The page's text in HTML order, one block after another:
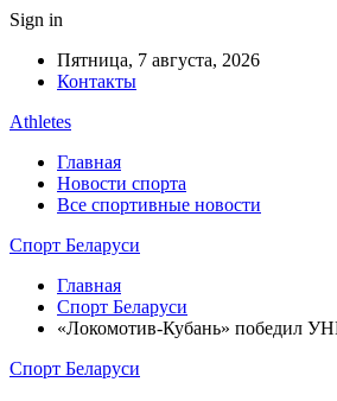
Sign in
Пятница, 7 августа, 2026
Контакты
Athletes
Главная
Новости спорта
Все спортивные новости
Спорт Беларуси
Главная
Спорт Беларуси
«Локомотив-Кубань» победил
Спорт Беларуси